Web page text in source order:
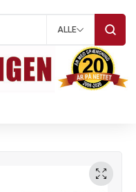
ALLE